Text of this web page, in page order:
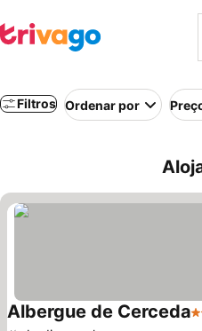
Filtros Ordenar por
Albergue de Cerceda